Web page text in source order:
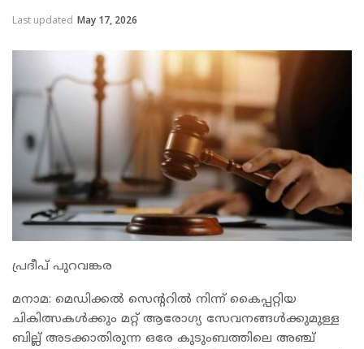
Last updated May 17, 2026
പ്രദീപ് പുറവങ്കര
മനാമ: മെഡിക്കൽ സെന്ററിൽ നിന്ന് കൈപ്പറ്റിയ
ചികിത്സകൾക്കും മറ്റ് ആരോഗ്യ സേവനങ്ങൾക്കുമുള്ള
ബില്ല് അടക്കാതിരുന്ന ഒരേ കുടുംബത്തിലെ അഞ്ച്